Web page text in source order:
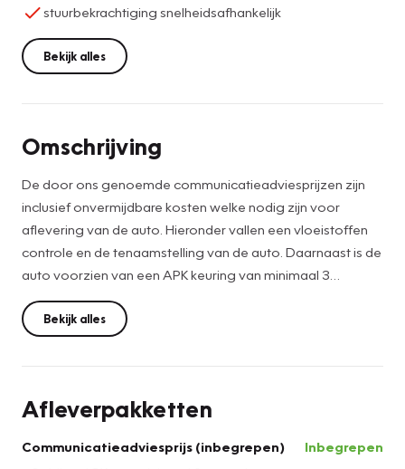
stuurbekrachtiging snelheidsafhankelijk
Bekijk alles
Omschrijving
De door ons genoemde communicatieadviesprijzen zijn
inclusief onvermijdbare kosten welke nodig zijn voor
aflevering van de auto. Hieronder vallen een vloeistoffen
controle en de tenaamstelling van de auto. Daarnaast is de
auto voorzien van een APK keuring van minimaal 3
maanden. Het optionele Berkelaar Zekerheidspakket is
altijd de keuze van de consument en kan desgewenst
tegen meerprijs geleverd worden. Wilt u deze auto van
occasions. * De voorwaarde is: Bovag garantie is van
895,-
Bekijk alles
Afleverpakketten
Communicatieadviesprijs (inbegrepen)
Inbegrepen